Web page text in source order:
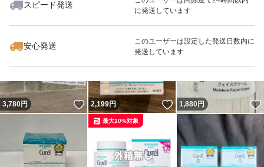
スピード発送
に発送しています
安心発送
このユーザーは設定した発送日数内に
発送しています
いいね！
3,190
3,780円 いいね！
2,199円 いいね！
1,880円
最大10%対象